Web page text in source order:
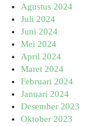
Agustus 2024
Juli 2024
Juni 2024
Mei 2024
April 2024
Maret 2024
Februari 2024
Januari 2024
Desember 2023
Oktober 2023